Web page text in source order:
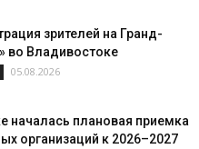
зрителей на Гранд-
во Владивостоке
05.08.2026
началась плановая приемка
организаций к 2026–2027